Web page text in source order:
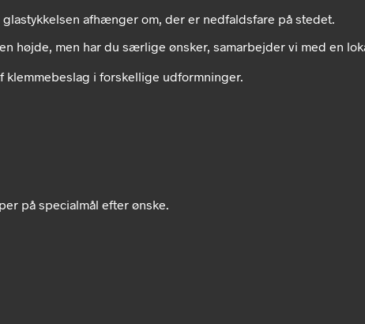
afhænger om, der er nedfaldsfare på stedet.
højde, men har du særlige ønsker, samarbejder vi med en
klemmebeslag i forskellige udformninger.
på specialmål efter ønske.